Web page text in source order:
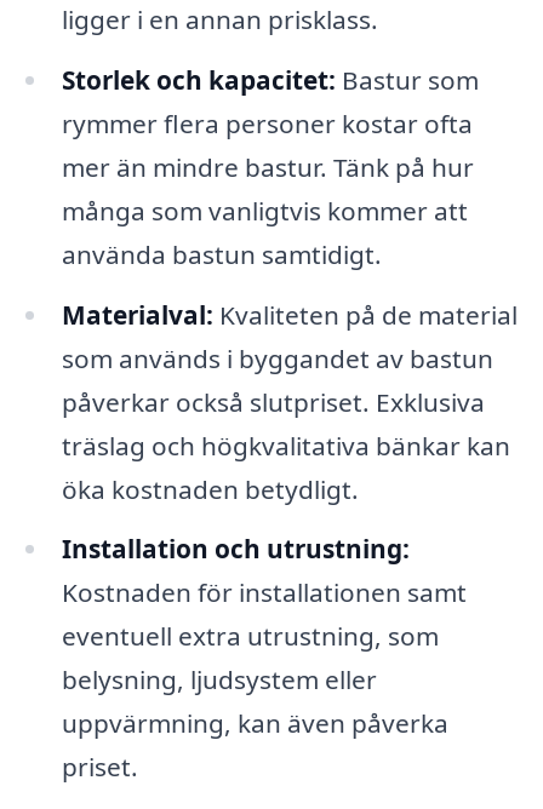
ligger i en annan prisklass.
Storlek och kapacitet: Bastur som
rymmer flera personer kostar ofta
mer än mindre bastur. Tänk på hur
många som vanligtvis kommer att
använda bastun samtidigt.
Materialval: Kvaliteten på de material
som används i byggandet av bastun
påverkar också slutpriset. Exklusiva
träslag och högkvalitativa bänkar kan
öka kostnaden betydligt.
Installation och utrustning:
Kostnaden för installationen samt
eventuell extra utrustning, som
belysning, ljudsystem eller
uppvärmning, kan även påverka
priset.